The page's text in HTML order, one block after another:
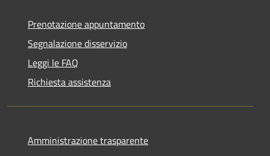
Prenotazione appuntamento
Segnalazione disservizio
Leggi le FAQ
Richiesta assistenza
Amministrazione trasparente